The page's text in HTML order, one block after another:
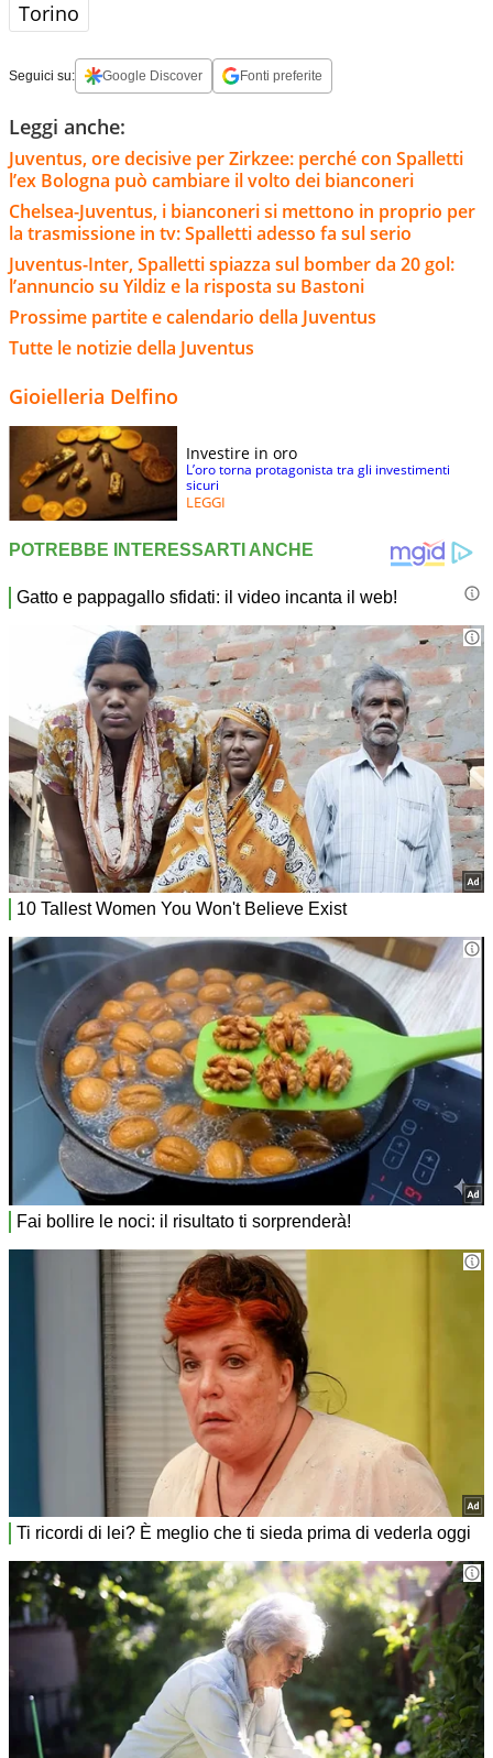
Torino
Seguici su: Google Discover Fonti preferite
Leggi anche:
Juventus, ore decisive per Zirkzee: perché con Spalletti
l’ex Bologna può cambiare il volto dei bianconeri
Chelsea-Juventus, i bianconeri si mettono in proprio per
la trasmissione in tv: Spalletti adesso fa sul serio
Juventus-Inter, Spalletti spiazza sul bomber da 20 gol:
l’annuncio su Yildiz e la risposta su Bastoni
Prossime partite e calendario della Juventus
Tutte le notizie della Juventus
Gioielleria Delfino
Investire in oro
L’oro torna protagonista tra gli investimenti
sicuri
LEGGI